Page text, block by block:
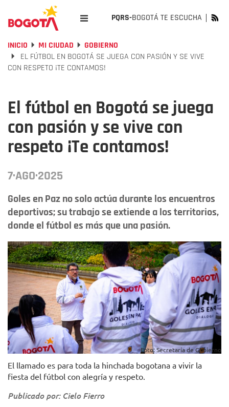
PQRS-BOGOTÁ TE ESCUCHA
INICIO MI CIUDAD
GOBIERNO
EL FÚTBOL EN BOGOTÁ SE JUEGA CON PASIÓN Y SE VIVE
CON RESPETO ¡TE CONTAMOS!
El fútbol en Bogotá se juega
con pasión y se vive con
respeto ¡Te contamos!
7·AGO·2025
Goles en Paz no solo actúa durante los encuentros
deportivos; su trabajo se extiende a los territorios,
donde el fútbol es más que una pasión.
Foto: Secretaría de Gobierno
El llamado es para toda la hinchada bogotana a vivir la
fiesta del fútbol con alegría y respeto.
Publicado por: Cielo Fierro